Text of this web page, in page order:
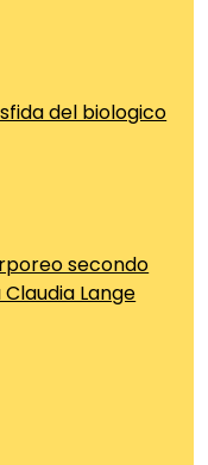
del biologico
secondo
Lange